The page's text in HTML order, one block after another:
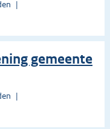
gemeente